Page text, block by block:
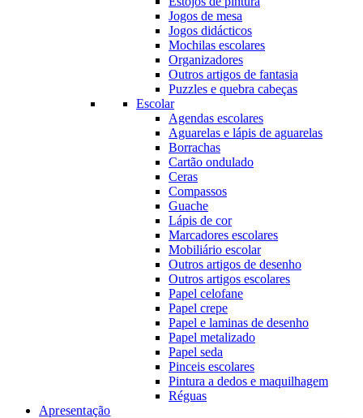
Jogos de mesa
Jogos didácticos
Mochilas escolares
Organizadores
Outros artigos de fantasia
Puzzles e quebra cabeças
Escolar
Agendas escolares
Aguarelas e lápis de aguarelas
Borrachas
Cartão ondulado
Ceras
Compassos
Guache
Lápis de cor
Marcadores escolares
Mobiliário escolar
Outros artigos de desenho
Outros artigos escolares
Papel celofane
Papel crepe
Papel e laminas de desenho
Papel metalizado
Papel seda
Pinceis escolares
Pintura a dedos e maquilhagem
Réguas
Apresentação